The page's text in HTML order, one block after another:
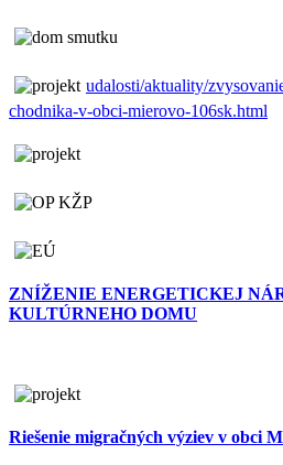
udalosti/aktuality/
chodnika-v-obci-mierovo-106sk.html
ZNÍŽENIE ENERGETICKEJ
KULTÚRNEHO DOMU
Riešenie migračných výziev v obci